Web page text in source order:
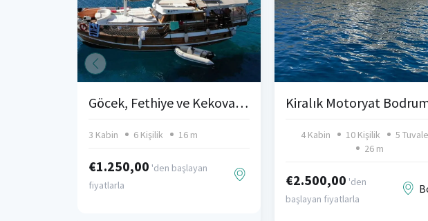
Göcek, Fethiye ve Kekova’da Ekonomik Gulet Kiralama
3 Kabin 6 Kişilik 16 m
€1.250,00 'den başlayan
fiyatlarla
Kiralık Motoryat
4 Kabin 10 Kişilik
5
26 m
€2.500,00 'den
başlayan fiyatlarla